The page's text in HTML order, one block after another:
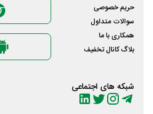
حریم خصوصی
سوالات متداول
همکاری با ما
بلاگ کانال تخفیف
شبکه های اجتماعی